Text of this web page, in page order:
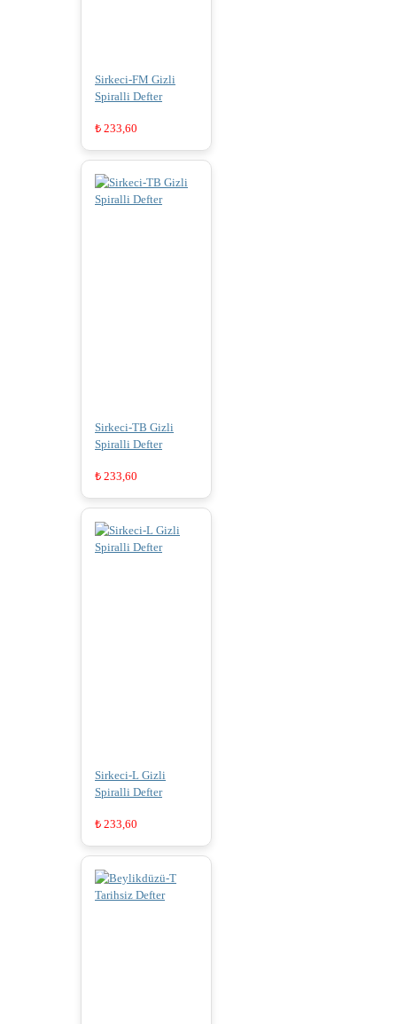
Sirkeci-FM Gizli
Spiralli Defter
₺ 233,60
Sirkeci-TB Gizli
Spiralli Defter
₺ 233,60
Sirkeci-L Gizli
Spiralli Defter
₺ 233,60